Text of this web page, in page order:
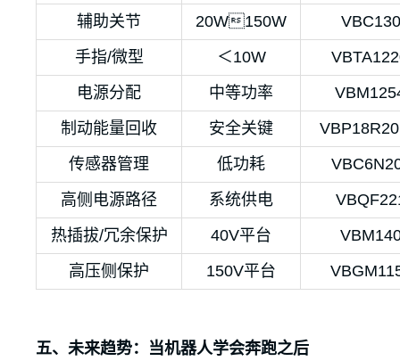
辅助关节
20W150W
手指/微型
＜10W
电源分配
中等功率
制动能量回收
安全关键
传感器管理
低功耗
高侧电源路径
系统供电
热插拔/冗余保护
40V平台
高压侧保护
150V平台
五、未来趋势：当机器人学会奔跑之后